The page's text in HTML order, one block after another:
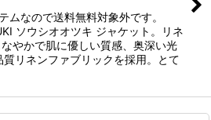
ムなので送料無料対象外です。
ソウシオオツキ ジャケット。リネ
やかで肌に優しい質感、奥深い光
質リネンファブリックを採用。とて